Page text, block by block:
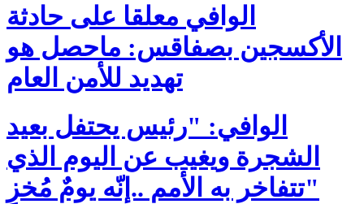
الوافي معلقا على حادثة
الأكسجين بصفاقس: ماحصل هو
تهديد للأمن العام
الوافي: "رئيس يحتفل بعيد
الشجرة ويغيب عن اليوم الذي
تتفاخر به الأمم ..إنّه يومٌ مُخزٍ"